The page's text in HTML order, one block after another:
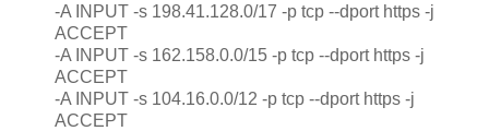
-A INPUT -s 198.41.128.0/17 -p tcp --dport https -j
ACCEPT
-A INPUT -s 162.158.0.0/15 -p tcp --dport https -j
ACCEPT
-A INPUT -s 104.16.0.0/12 -p tcp --dport https -j
ACCEPT